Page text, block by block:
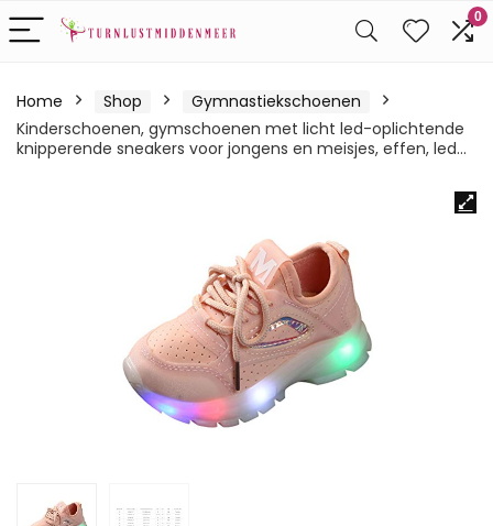
0
Home Shop
Gymnastiekschoenen
Kinderschoenen, gymschoenen met licht led-oplichtende
knipperende sneakers voor jongens en meisjes, effen, led…